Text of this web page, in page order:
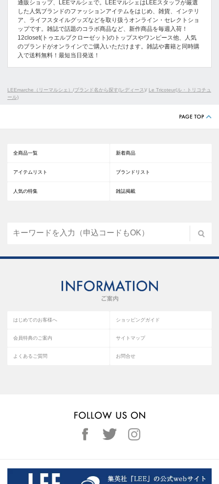
通販ショップ、LEEマルシェで。LEEマルシェはLEEスタッフが厳選
した人気ブランドのファッションアイテムをはじめ、雑貨、インテリ
ア、ライフスタイルグッズなどを取り扱うオンライン・セレクトショ
ップです。雑誌で話題のコラボ商品など、新作商品を毎週入荷！
12closet(トゥエルブクローゼット)のトップスやワンピース他、人気
のブランドがオンラインでご購入いただけます。雑誌や書籍と同時購
入で送料無料！最短当日発送！
LEEmarche（リーマルシェ） /ブランド名から探す(レディース)/ Le Tricoteur(ル・トリコチュ
ール)
全商品一覧 新着商品
アイテムリスト ブランドリスト
人気の特集 雑誌掲載
はじめてのお客様へ ショッピングガイド
会員特典のご案内 サイトマップ
よくあるご質問 お問合せ